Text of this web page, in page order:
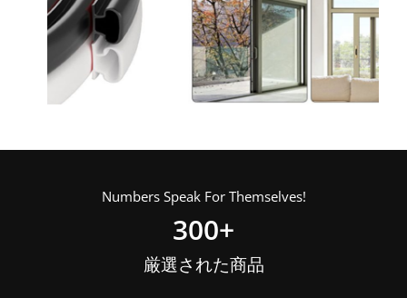
Numbers Speak For Themselves!
300+
厳選された商品